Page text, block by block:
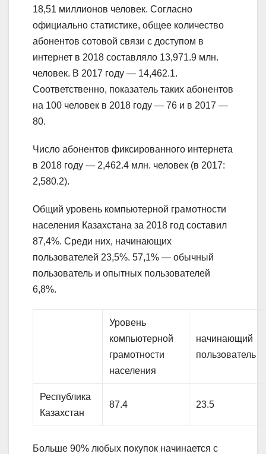
18,51 миллионов человек. Согласно
официально статистике, общее количество
абонентов сотовой связи с доступом в
интернет в 2018 составляло 13,971.9 млн.
человек. В 2017 году — 14,462.1.
Соответственно, показатель таких абонентов
на 100 человек в 2018 году — 76 и в 2017 —
80.
Число абонентов фиксированного интернета
в 2018 году — 2,462.4 млн. человек (в 2017:
2,580.2).
Общий уровень компьютерной грамотности
населения Казахстана за 2018 год составил
87,4%. Среди них, начинающих
пользователей 23,5%. 57,1% — обычный
пользователь и опытных пользователей
6,8%.
Уровень
компьютерной
грамотности
населения
начинающий
пользователь
Республика
Казахстан
87.4 23.5
Больше 90% любых покупок начинается с